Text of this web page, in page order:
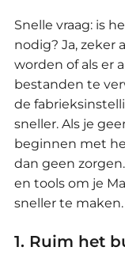
Snelle vraag: is
nodig? Ja, zeker
worden of als er
bestanden te
de
sneller. Als je
beginnen met
dan geen
en tools om je
sneller te maken.
1. Ruim het